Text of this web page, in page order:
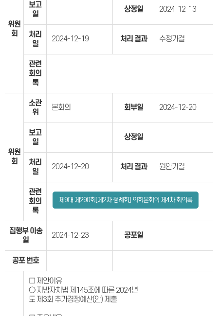
위원
회
보고
일
상정일 2024-12-13
처리
일
2024-12-19 처리 결과 수정가결
관련
회의
록
위원
회
소관
위
본회의 회부일 2024-12-20
보고
일
상정일
처리
일
2024-12-20 처리 결과 원안가결
관련
회의
록
제9대 제290회[제2차 정례회] 의회본회의 제4차 회의록
집행부 이송
일
2024-12-23 공포일
공포 번호
□ 제안이유
○ 지방자치법 제145조에 따른 2024년
도 제3회 추가경정예산(안) 제출